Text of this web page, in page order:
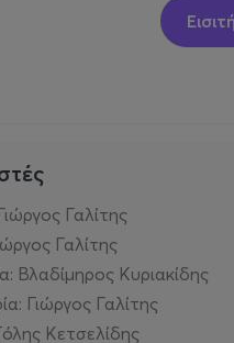
Γαλίτης
Γαλίτης
Βλαδίμηρος Κυριακίδης
Γιώργος Γαλίτης
Κετσελίδης